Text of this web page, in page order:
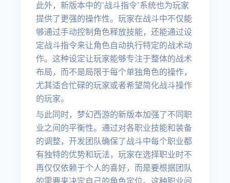
此外，新版本中的“战斗指令”系统也为玩家
提供了更强的操作性。玩家在战斗中不仅能
够通过手动控制角色释放技能，还能通过设
定战斗指令来让角色自动执行特定的战术动
作。这种设定让玩家能够专注于整体的战术
布局，而不是局限于每个单独角色的操作，
尤其适合忙碌的玩家或者希望简化战斗操作
的玩家。
与此同时，梦幻西游的新版本加强了不同职
业之间的平衡性。通过对各职业技能和装备
的调整，开发团队确保了战斗中每个职业都
有独特的优势和玩法，玩家在选择职业时不
再仅仅依赖于个人的喜好，而是要根据团队